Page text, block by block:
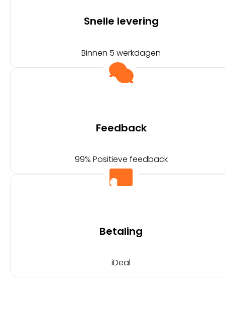
Snelle levering
Binnen 5 werkdagen
Feedback
99% Positieve feedback
Betaling
iDeal